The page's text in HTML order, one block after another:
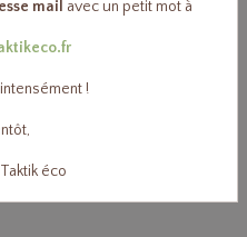
mail avec un petit mot à
!
éco